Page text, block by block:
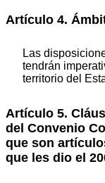
Artículo 4.
Las
tendrán
territorio del
Artículo 5.
del Convenio
que son
que les dio el